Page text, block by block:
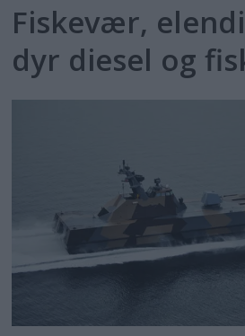
Fiskevær,
dyr diesel og